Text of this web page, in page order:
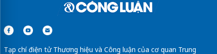
Tạp chí điện tử Thương hiệu và Công luận của cơ quan Trung